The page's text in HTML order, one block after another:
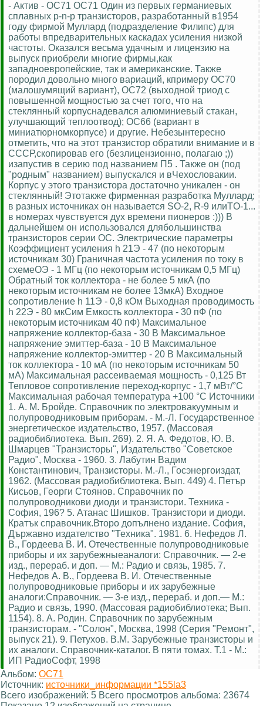
- Актив - OC71 OC71 Один из первых германиевых
сплавных p-n-p транзисторов, разработанный в1954
году фирмой Муллард (подразделение Филипс) для
работы впредварительных каскадах усиления низкой
частоты. Оказался весьма удачным и лицензию на
выпуск приобрели многие фирмы,как
западноевропейские, так и американские. Также
породил довольно много вариаций, кпримеру OC70
(малошумящий вариант), OC72 (выходной триод с
повышенной мощностью за счет того, что на
стеклянный корпуснадевался алюминиевый стакан,
улучшающий теплоотвод); OC66 (вариант в
миниатюрномкорпусе) и другие. Небезынтересно
отметить, что на этот транзистор обратили внимание и в
СССР,скопировав его (безлицензионно, полагаю ;))
изапустив в серию под названием П5 . Также он (под
"родным" названием) выпускался и вЧехословакии.
Корпус у этого транзистора достаточно уникален - он
стеклянный! Этотакже фирменная разработка Муллард;
в разных источниках он называется SO-2, R-9 илиTO-1...
в номерах чувствуется дух времени пионеров :))) В
дальнейшем он использовался длябольшинства
транзисторов серии OC. Электрические параметры
Коэффициент усиления h 21Э - 47 (по некоторым
источникам 30) Граничная частота усиления по току в
схемеОЭ - 1 МГц (по некоторым источникам 0,5 МГц)
Обратный ток коллектора - не более 5 мкА (по
некоторым источникам не более 13мкА) Входное
сопротивление h 11Э - 0,8 кОм Выходная проводимость
h 22Э - 80 мкСим Емкость коллектора - 30 пФ (по
некоторым источникам 40 пФ) Максимальное
напряжение коллектор-база - 30 В Максимальное
напряжение эмиттер-база - 10 В Максимальное
напряжение коллектор-эмиттер - 20 В Максимальный
ток коллектора - 10 мА (по некоторым источникам 50
мА) Максимальная рассеиваемая мощность - 0,125 Вт
Тепловое сопротивление переход-корпус - 1,7 мВт/°С
Максимальная рабочая температура +100 °С Источники
1. А. М. Бройде. Справочник по электровакуумным и
полупроводниковым приборам. - М.-Л. Государственное
энергетическое издательство, 1957. (Массовая
радиобиблиотека. Вып. 269). 2. Я. А. Федотов, Ю. В.
Шмарцев "Транзисторы", Издательство "Советское
Радио", Москва - 1960. 3. Лабутин Вадим
Константинович, Транзисторы. М.-Л., Госэнергоиздат,
1962. (Массовая радиобиблиотека. Вып. 449) 4. Петър
Кисьов, Георги Стоянов. Справочник по
полупроводникови диоди и транзистори. Техника -
София, 196? 5. Атанас Шишков. Транзистори и диоди.
Кратък справочник.Второ допълнено издание. София,
Държавно издателство "Техника". 1981. 6. Нефедов Л.
В., Гордеева В. И. Отечественные полупроводниковые
приборы и их зарубежныеаналоги: Справочник. — 2-е
изд., перераб. и доп. — М.: Радио и связь, 1985. 7.
Нефедов А. В., Гордеева В. И. Отечественные
полупроводниковые приборы и их зарубежные
аналоги:Справочник. — 3-е изд., перераб. и доп.— М.:
Радио и связь, 1990. (Массовая радиобиблиотека; Вып.
1154). 8. А. Родин. Справочник по зарубежным
транзисторам. - "Солон", Москва, 1998 (Серия "Ремонт",
выпуск 21). 9. Петухов. В.М. Зарубежные транзисторы и
их аналоги. Справочник-каталог. В пяти томах. Т.1 - М.:
ИП РадиоСофт, 1998
Альбом: OC71
Источник: источники_информации *155la3
Всего изображений: 5 Всего просмотров альбома: 23674